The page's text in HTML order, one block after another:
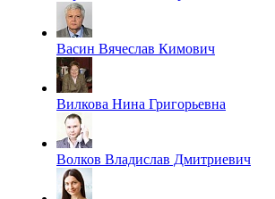
Васин Вячеслав Кимович
Вилкова Нина Григорьевна
Волков Владислав Дмитриевич